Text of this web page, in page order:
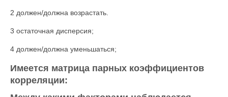
2 должен/должна возрастать.
3 остаточная дисперсия;
4 должен/должна уменьшаться;
Имеется матрица парных коэффициентов
корреляции: